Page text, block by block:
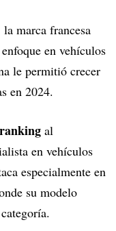
la marca francesa
en vehículos
le permitió crecer
en 2024.
al
en vehículos
especialmente en
su modelo